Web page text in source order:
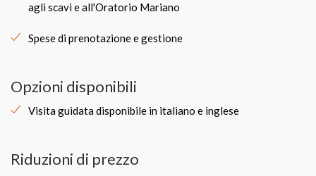
agli scavi e all'Oratorio Mariano
Spese di prenotazione e gestione
Opzioni disponibili
Visita guidata disponibile in italiano e inglese
Riduzioni di prezzo